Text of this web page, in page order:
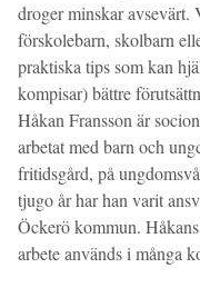
droger minskar avsevärt.
förskolebarn, skolbarn
praktiska tips som kan
kompisar) bättre
Håkan Fransson är
arbetat med barn och
fritidsgård, på
tjugo år har han varit
Öckerö kommun.
arbete används i många